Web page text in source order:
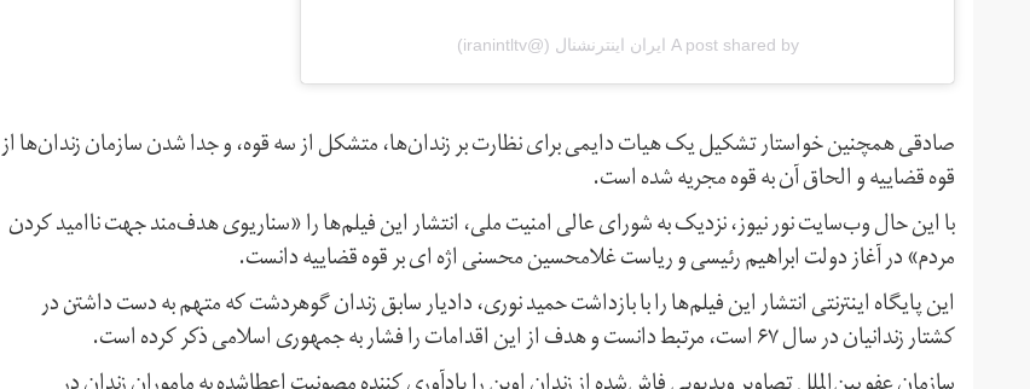
A post shared by ایران اینترنشنال (@iranintltv)
صادقی همچنین خواستار تشکیل یک هیات دایمی برای نظارت بر زندان‌ها، متشکل از سه قوه، و جدا شدن سازمان زندان‌ها از
قوه قضاییه و الحاق آن به قوه مجریه شده است.
با این حال وب‌سایت نور نیوز، نزدیک به شورای عالی امنیت ملی، انتشار این فیلم‌ها را «سناریوی هدف‌مند جهت ناامید کردن
مردم» در آغاز دولت ابراهیم رئیسی و ریاست غلامحسین محسنی اژه ای بر قوه قضاییه دانست.
این پایگاه اینترنتی انتشار این فیلم‌ها را با بازداشت حمید نوری، دادیار سابق زندان گوهردشت که متهم به دست داشتن در
کشتار زندانیان در سال ۶۷ است، مرتبط دانست و هدف از این اقدامات را فشار به جمهوری اسلامی ذکر کرده است.